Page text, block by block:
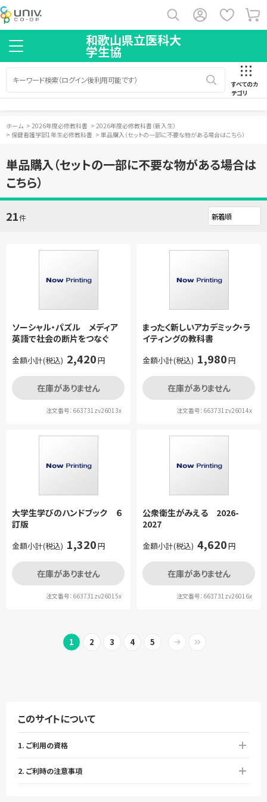
和歌山県立医科大
学生協
すべてのカ
テゴリ
ホーム > 2026年度必修教科書 > 2026年度必修教科書（新入生）
> 保健看護学部1年生必修教科書 > 単品購入（セットの一部に不要な物がある場合はこちら）
単品購入（セットの一部に不要な物がある場合は
こちら）
21件
ソーシャル・パズル メディア
英語で社会の断片をつなぐ
金額小計(税込) 2,420円
在庫がありません
注文番号：663731zv26013x
まったく新しいアカデミック・ラ
イティングの教科書
金額小計(税込) 1,980円
在庫がありません
注文番号：663731zv26014x
大学生学びのハンドブック ６
訂版
金額小計(税込) 1,320円
在庫がありません
注文番号：663731zv26015x
公衆衛生がみえる 2026-
2027
金額小計(税込) 4,620円
在庫がありません
注文番号：663731zv26016x
1 2 3 4 5
このサイトについて
1. ご利用の資格
2. ご利時の注意事項